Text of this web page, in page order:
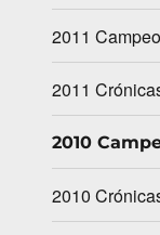
2011
2011
2010
2010